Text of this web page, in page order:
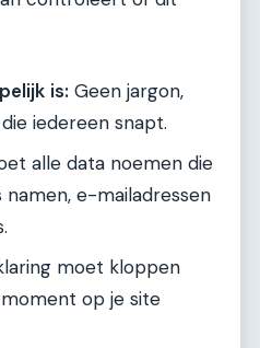
is: Geen jargon,
iedereen snapt.
alle data noemen die
namen, e-mailadressen
moet kloppen
op je site